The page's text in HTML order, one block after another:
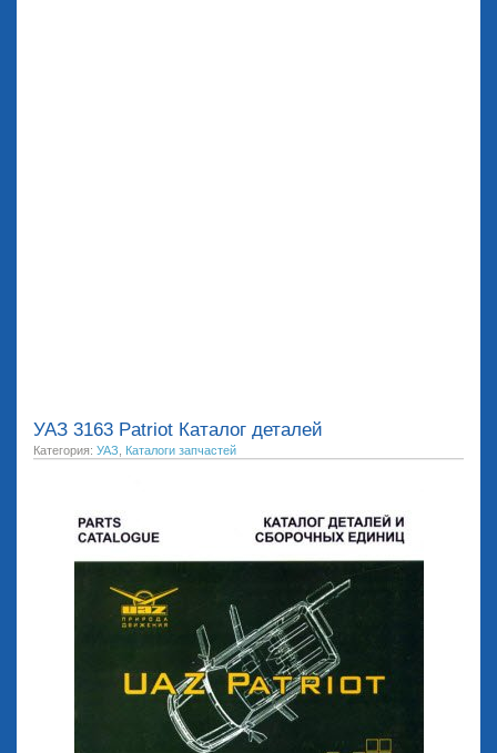
УАЗ 3163 Patriot Каталог деталей
Категория: УАЗ Каталоги запчастей